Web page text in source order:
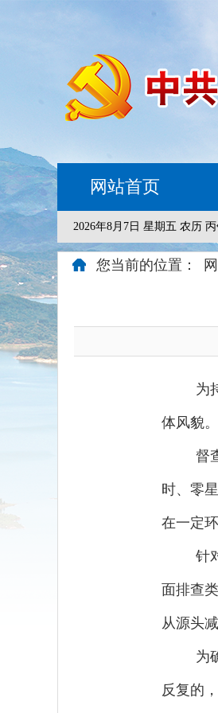
网站首页
2026年8月7日 星期五 农历
您当前的位置：
为
体风貌。
督
时、零
在一定
针
面排查
从源头
为
反复的